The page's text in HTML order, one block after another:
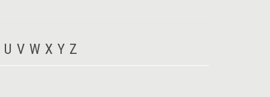
U V W X Y Z